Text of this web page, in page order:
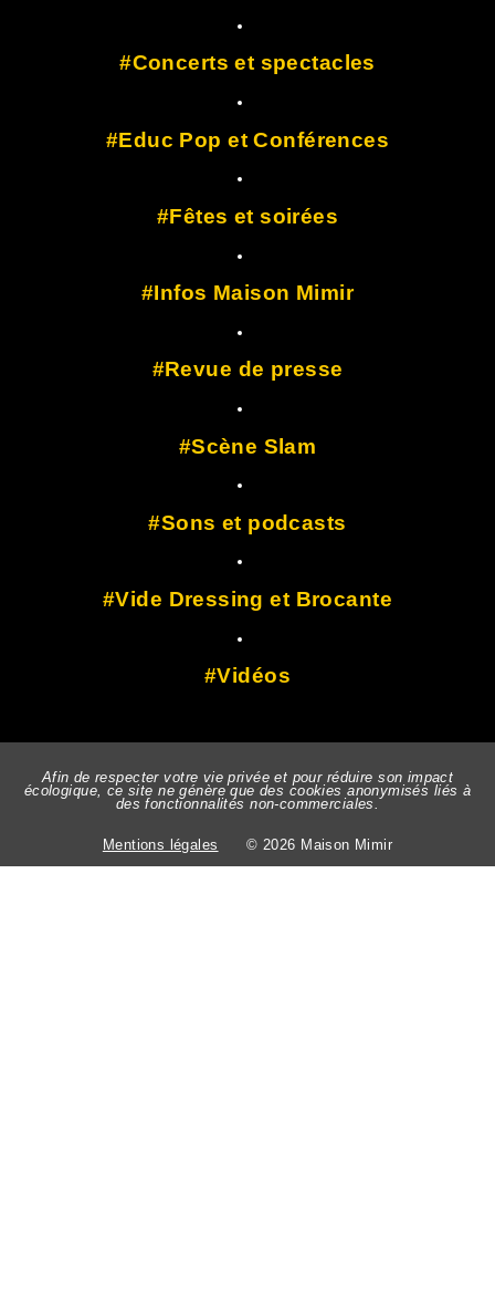
Concerts et spectacles
Educ Pop et Conférences
Fêtes et soirées
Infos Maison Mimir
Revue de presse
Scène Slam
Sons et podcasts
Vide Dressing et Brocante
Vidéos
Afin de respecter votre vie privée et pour réduire son impact
écologique, ce site ne génère que des cookies anonymisés liés à
des fonctionnalités non-commerciales.
Mentions légales © 2026 Maison Mimir